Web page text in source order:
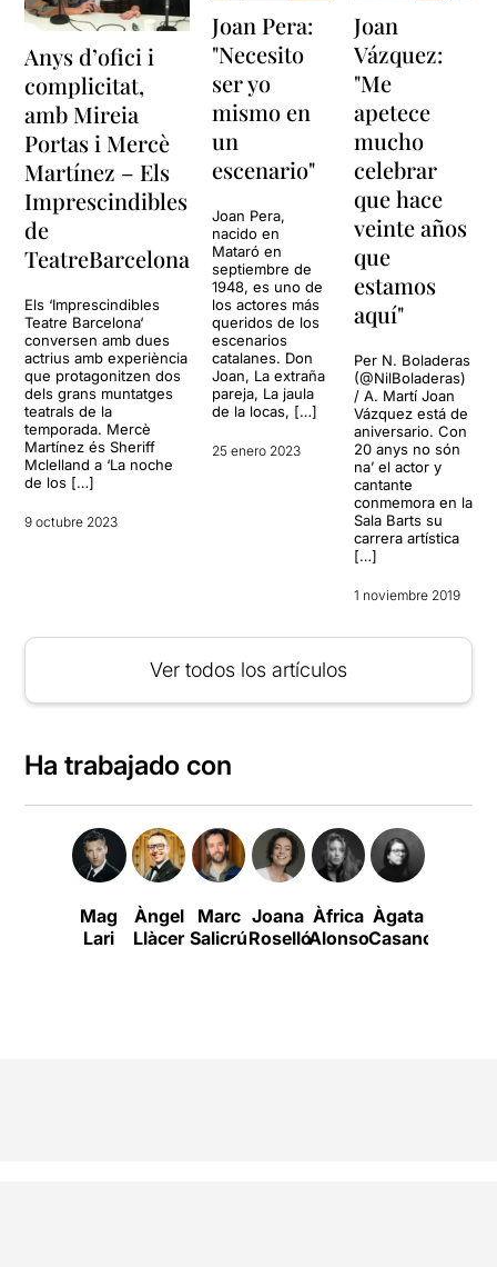
Anys d’ofici i
complicitat,
amb Mireia
Portas i Mercè
Martínez – Els
Imprescindibles
de
TeatreBarcelona
Els ‘Imprescindibles
Teatre Barcelona‘
conversen amb dues
actrius amb experiència
que protagonitzen dos
dels grans muntatges
teatrals de la
temporada. Mercè
Martínez és Sheriff
Mclelland a ‘La noche
de los […]
9 octubre 2023
Joan Pera:
"Necesito
ser yo
mismo en
un
escenario"
Joan Pera,
nacido en
Mataró en
septiembre de
1948, es uno de
los actores más
queridos de los
escenarios
catalanes. Don
Joan, La extraña
pareja, La jaula
de la locas, […]
25 enero 2023
Joan
Vázquez:
"Me
apetece
mucho
celebrar
que hace
veinte años
que
estamos
aquí"
Per N. Boladeras
(@NilBoladeras)
/ A. Martí Joan
Vázquez está de
aniversario. Con
20 anys no són
na’ el actor y
cantante
conmemora en la
Sala Barts su
carrera artística
[…]
1 noviembre 2019
Ver todos los artículos
Ha trabajado con
Mag
Lari
Àngel
Llàcer
Marc
Salicrú
Joana
Roselló
Àfrica
Alonso
Àgata
CasanovasAnglès